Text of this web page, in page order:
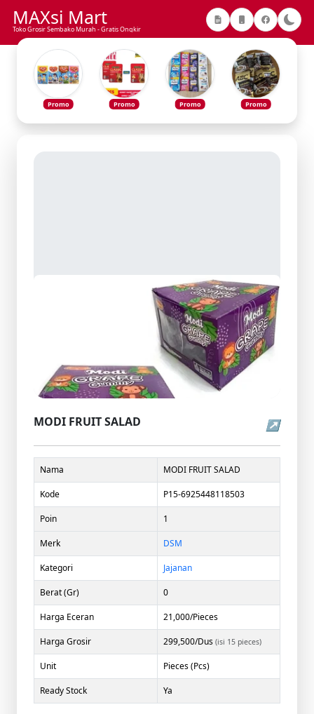
MAXsi Mart
Toko Grosir Sembako Murah - Gratis Ongkir
Promo Promo Promo Promo
MODI FRUIT SALAD ↗
Nama MODI FRUIT SALAD
Kode P15-6925448118503
Poin 1
Merk DSM
Kategori Jajanan
Berat (Gr) 0
Harga Eceran 21,000/Pieces
Harga Grosir 299,500/Dus (isi 15 pieces)
Unit Pieces (Pcs)
Ready Stock Ya